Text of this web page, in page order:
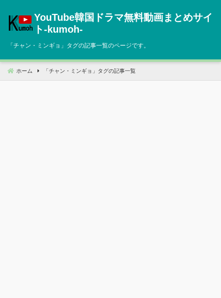
へ
動
YouTube韓国ドラマ無料動画まとめサイ
ト‐kumoh‐
「チャン・ミンギョ 」タグの記事一覧のページです。
ホーム 「 チャン・ミンギョ 」タグの記事一覧